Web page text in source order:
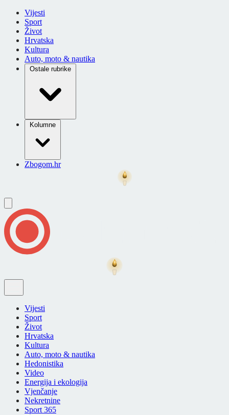
Vijesti
Sport
Život
Hrvatska
Kultura
Auto, moto & nautika
Ostale rubrike
Kolumne
Zbogom.hr
Vijesti
Sport
Život
Hrvatska
Kultura
Auto, moto & nautika
Hedonistika
Video
Energija i ekologija
Vjenčanje
Nekretnine
Sport 365